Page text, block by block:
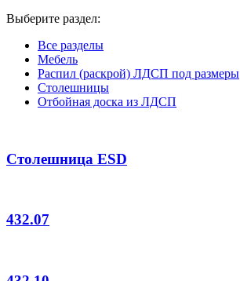
Выберите раздел:
Все разделы
Мебель
Распил (раскрой) ЛДСП под размеры
Столешницы
Отбойная доска из ЛДСП
Столешница ESD
432.07